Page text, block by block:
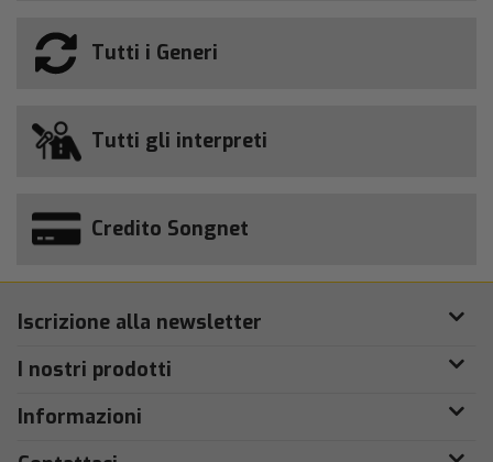
Tutti i Generi
Tutti gli interpreti
Credito Songnet
Iscrizione alla newsletter
I nostri prodotti
Informazioni